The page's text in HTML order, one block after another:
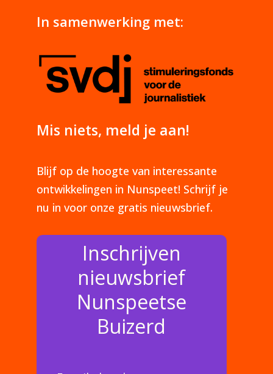
In samenwerking met:
Mis niets, meld je aan!
Blijf op de hoogte van interessante
ontwikkelingen in Nunspeet! Schrijf je
nu in voor onze gratis nieuwsbrief.
Inschrijven
nieuwsbrief
Nunspeetse
Buizerd